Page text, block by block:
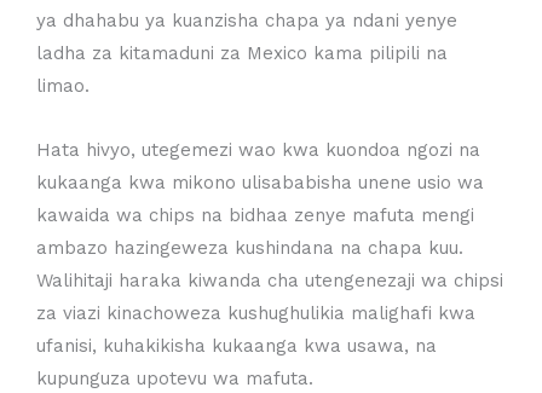
ya dhahabu ya kuanzisha chapa ya ndani yenye
ladha za kitamaduni za Mexico kama pilipili na
limao.
Hata hivyo, utegemezi wao kwa kuondoa ngozi na
kukaanga kwa mikono ulisababisha unene usio wa
kawaida wa chips na bidhaa zenye mafuta mengi
ambazo hazingeweza kushindana na chapa kuu.
Walihitaji haraka kiwanda cha utengenezaji wa chipsi
za viazi kinachoweza kushughulikia malighafi kwa
ufanisi, kuhakikisha kukaanga kwa usawa, na
kupunguza upotevu wa mafuta.